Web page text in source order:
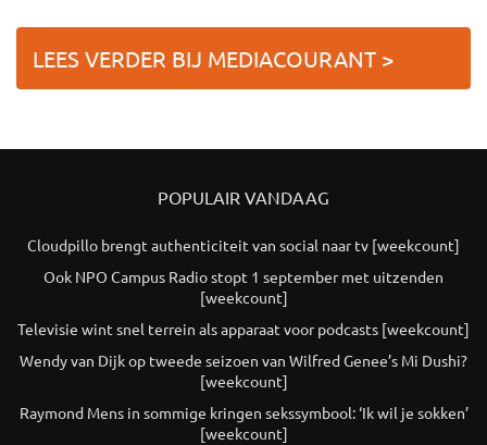
LEES VERDER BIJ MEDIACOURANT >
POPULAIR VANDAAG
Cloudpillo brengt authenticiteit van social naar tv [weekcount]
Ook NPO Campus Radio stopt 1 september met uitzenden
[weekcount]
Televisie wint snel terrein als apparaat voor podcasts [weekcount]
Wendy van Dijk op tweede seizoen van Wilfred Genee’s Mi Dushi?
[weekcount]
Raymond Mens in sommige kringen sekssymbool: ‘Ik wil je sokken’
[weekcount]